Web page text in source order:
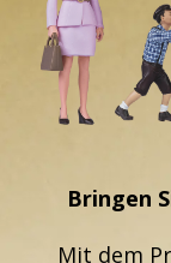
Bringen
Mit dem